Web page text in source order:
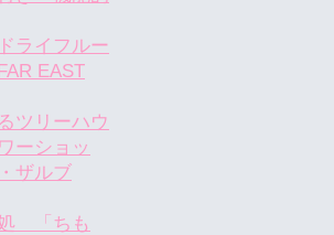
ライフルー
EAST
ツリーハウ
ーショッ
ザルブ
「ちも